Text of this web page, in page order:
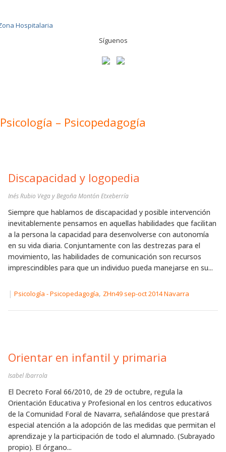
Síguenos
Psicología – Psicopedagogía
Discapacidad y logopedia
Inés Rubio Vega y Begoña Montón Etxeberría
Siempre que hablamos de discapacidad y posible intervención
inevitablemente pensamos en aquellas habilidades que facilitan
a la persona la capacidad para desenvolverse con autonomía
en su vida diaria. Conjuntamente con las destrezas para el
movimiento, las habilidades de comunicación son recursos
imprescindibles para que un individuo pueda manejarse en su...
| Psicología - Psicopedagogía, ZHn49 sep-oct 2014 Navarra
Orientar en infantil y primaria
Isabel Ibarrola
El Decreto Foral 66/2010, de 29 de octubre, regula la
Orientación Educativa y Profesional en los centros educativos
de la Comunidad Foral de Navarra, señalándose que prestará
especial atención a la adopción de las medidas que permitan el
aprendizaje y la participación de todo el alumnado. (Subrayado
propio). El órgano...